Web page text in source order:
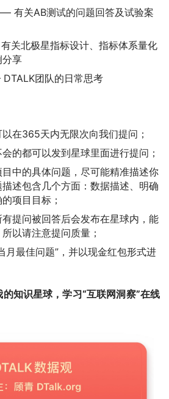
有关AB测试的问题回答及试验案
关北极星指标设计、指标体系量化
分享
团队的日常思考
在365天内无限次向我们提问；
的都可以发到星球里面进行提问；
中的具体问题，尽可能精准描述你
述包含几个方面：数据描述、明确
项目目标；
提问被回答后会发布在星球内，能
以请注意提问质量；
月最佳问题”，并以现金红包形式进
知识星球，学习“互联网洞察”在线